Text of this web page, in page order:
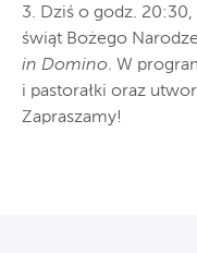
3. Dziś o godz.
świąt Bożego
in Domino. W
i pastorałki oraz
Zapraszamy!